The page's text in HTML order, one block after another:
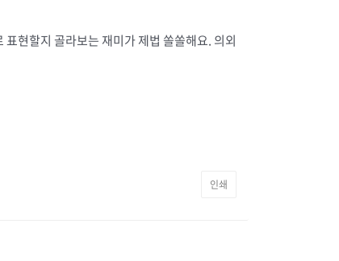
현할지 골라보는 재미가 제법 쏠쏠해요. 의외
인쇄